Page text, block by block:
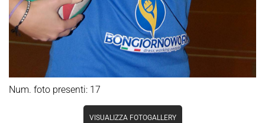
Num. foto presenti: 17
VISUALIZZA FOTOGALLERY